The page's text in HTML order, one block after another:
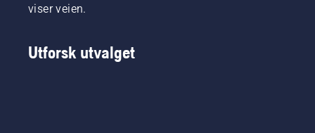
viser veien.
Utforsk utvalget